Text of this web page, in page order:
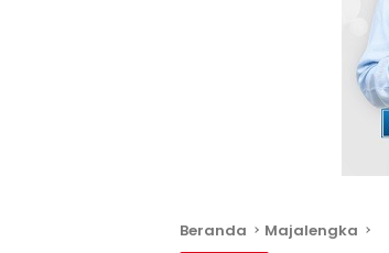
Beranda Majalengka